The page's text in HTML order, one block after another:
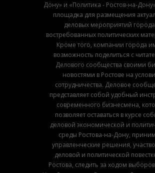
Дону» и «Политика - Ростов-на-
площадка для размещения
деловых мероприятий
востребованных политических
Кроме того, компании города
возможность поделиться с
Делового сообщества своими
новостями в Ростове на
сотрудничества. Деловое
представляет собой удобный
современного бизнесмена,
позволяет оставаться в курсе
деловой экономической и
среды Ростова-на-Дону,
управленческие решения,
деловой и политической
Ростова, следить за ходом